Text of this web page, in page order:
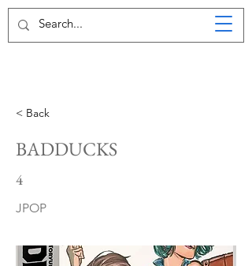
< Back
BADDUCKS
4
JPOP